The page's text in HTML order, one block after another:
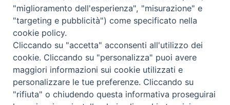
CONTATTI
e@mail:info@diocesicosenza.it
tel: +39 0984 687712
Amministrazione
"miglioramento dell'esperienza", "misurazione" e
"targeting e pubblicità") come specificato nella
cookie policy.
Cliccando su "accetta" acconsenti all'utilizzo dei
cookie. Cliccando su "personalizza" puoi avere
maggiori informazioni sui cookie utilizzati e
personalizzare le tue preferenze. Cliccando su
"rifiuta" o chiudendo questa informativa proseguirai